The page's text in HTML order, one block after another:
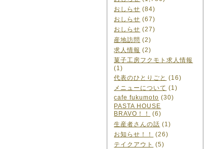
おしらせ (84)
おしらせ (67)
おしらせ (27)
産地訪問 (2)
求人情報 (2)
菓子工房フクモト求人情報
(1)
代表のひとりごと (16)
メニューについて (1)
cafe fukumoto (30)
PASTA HOUSE
BRAVO！！
(6)
生産者さんの話 (1)
お知らせ！！
(26)
テイクアウト (5)